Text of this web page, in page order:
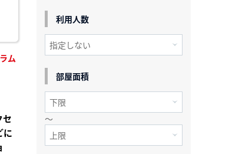
ム
セ
に
利用人数
部屋面積
～